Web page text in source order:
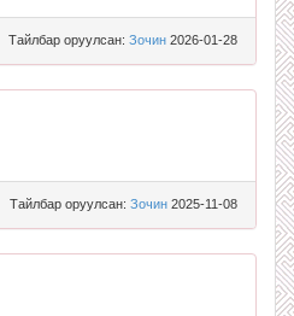
Тайлбар оруулсан: Зочин 2026-01-28
Тайлбар оруулсан: Зочин 2025-11-08